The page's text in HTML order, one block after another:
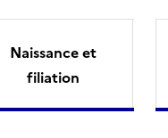
Naissance et
filiation